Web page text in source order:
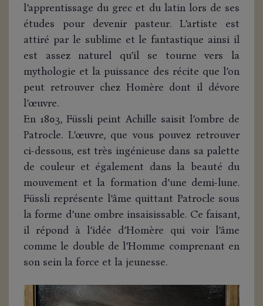
l’apprentissage du grec et du latin lors de ses
études pour devenir pasteur. L’artiste est
attiré par le sublime et le fantastique ainsi il
est assez naturel qu’il se tourne vers la
mythologie et la puissance des récite que l’on
peut retrouver chez Homère dont il dévore
l’œuvre.
En 1803, Füssli peint Achille saisit l’ombre de
Patrocle. L’œuvre, que vous pouvez retrouver
ci-dessous, est très ingénieuse dans sa palette
de couleur et également dans la beauté du
mouvement et la formation d’une demi-lune.
Füssli représente l’âme quittant Patrocle sous
la forme d’une ombre insaisissable. Ce faisant,
il répond à l’idée d’Homère qui voir l’âme
comme le double de l’Homme comprenant en
son sein la force et la jeunesse.